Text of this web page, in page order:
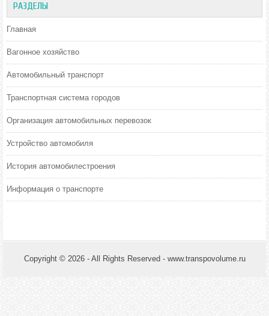
РАЗДЕЛЫ
Главная
Вагонное хозяйство
Автомобильный транспорт
Транспортная система городов
Организация автомобильных перевозок
Устройство автомобиля
История автомобилестроения
Информация о транспорте
Copyright © 2026 - All Rights Reserved - www.transpovolume.ru